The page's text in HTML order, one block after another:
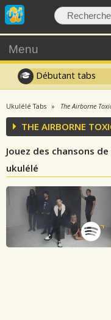
Menu
Débutant tabs
Ukulélé Tabs The Airborne
THE AIRBORNE
Jouez des chansons
ukulélé